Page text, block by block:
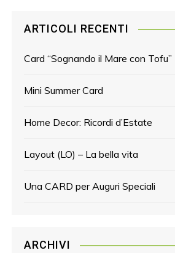
ARTICOLI RECENTI
Card “Sognando il Mare con Tofu”
Mini Summer Card
Home Decor: Ricordi d’Estate
Layout (LO) – La bella vita
Una CARD per Auguri Speciali
ARCHIVI